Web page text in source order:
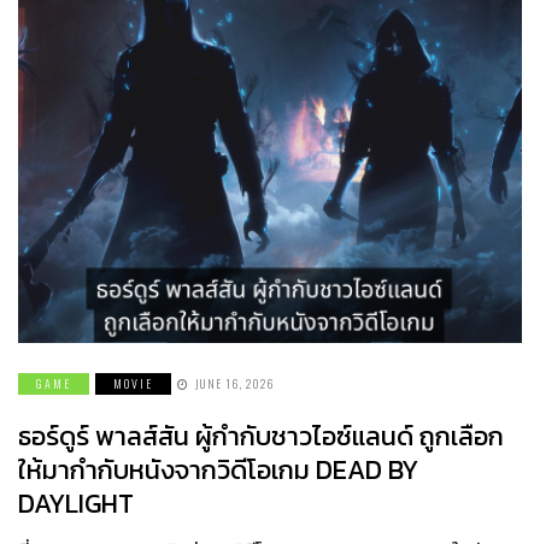
GAME MOVIE JUNE 16, 2026
ธอร์ดูร์ พาลส์สัน ผู้กำกับชาวไอซ์แลนด์ ถูกเลือก
ให้มากำกับหนังจากวิดีโอเกม DEAD BY
DAYLIGHT